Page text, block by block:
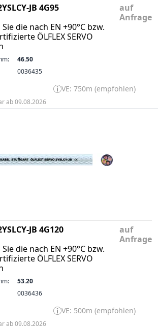
JB 4G95
die nach EN +90°C bzw.
ÖLFLEX SERVO
auf
Anfrage
46.50
0036435
VE: 750m (empfohlen)
ab 09.08.2026
JB 4G120
die nach EN +90°C bzw.
ÖLFLEX SERVO
auf
Anfrage
53.20
0036436
VE: 500m (empfohlen)
ab 09.08.2026